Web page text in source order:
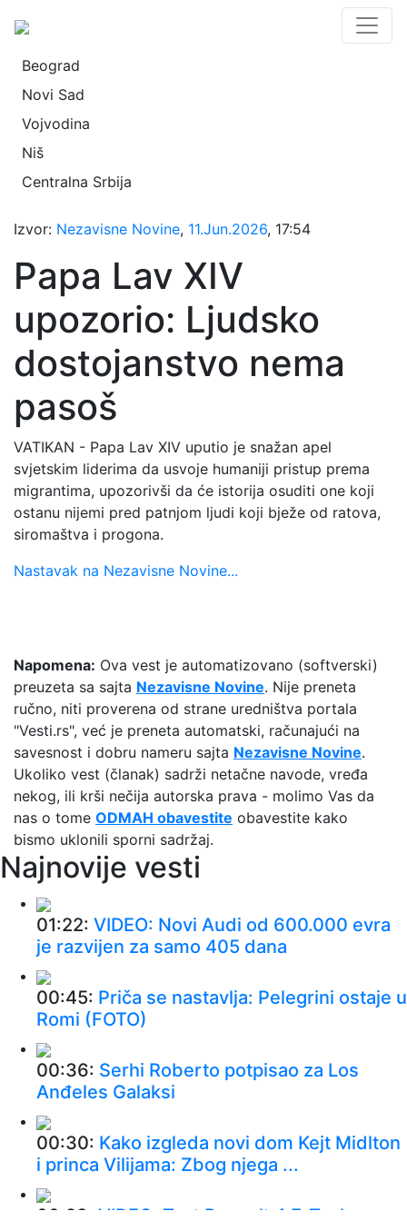
Beograd
Novi Sad
Vojvodina
Niš
Centralna Srbija
Izvor: Nezavisne Novine, 11.Jun.2026, 17:54
Papa Lav XIV
upozorio: Ljudsko
dostojanstvo nema
pasoš
​VATIKAN - Papa Lav XIV uputio je snažan apel
svjetskim liderima da usvoje humaniji pristup prema
migrantima, upozorivši da će istorija osuditi one koji
ostanu nijemi pred patnjom ljudi koji bježe od ratova,
siromaštva i progona.
Nastavak na Nezavisne Novine...
Napomena: Ova vest je automatizovano (softverski)
preuzeta sa sajta Nezavisne Novine. Nije preneta
ručno, niti proverena od strane uredništva portala
"Vesti.rs", već je preneta automatski, računajući na
savesnost i dobru nameru sajta Nezavisne Novine.
Ukoliko vest (članak) sadrži netačne navode, vređa
nekog, ili krši nečija autorska prava - molimo Vas da
nas o tome ODMAH obavestite obavestite kako
bismo uklonili sporni sadržaj.
Najnovije vesti
01:22: VIDEO: Novi Audi od 600.000 evra
je razvijen za samo 405 dana
00:45: Priča se nastavlja: Pelegrini ostaje u
Romi (FOTO)
00:36: Serhi Roberto potpisao za Los
Anđeles Galaksi
00:30: Kako izgleda novi dom Kejt Midlton
i princa Vilijama: Zbog njega ...
00:28: VIDEO: Test Renault 4 E-Tech